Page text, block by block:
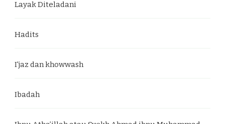
Layak Diteladani
Hadits
I'jaz dan khowwash
Ibadah